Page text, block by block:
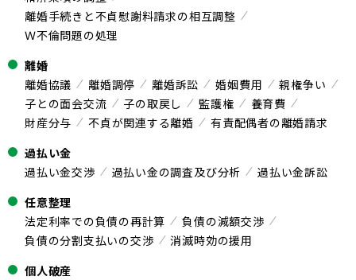
離婚手続きと不貞慰謝料請求の相互調整
Ｗ不倫問題の処理
離婚
離婚協議
離婚調停 離婚訴訟 婚姻費用
親権争い
子との面会交流
子の取戻し 監護権
養育費
財産分与
不貞が関連する離婚
有責配偶者の離婚請求
過払い金
過払い金交渉
過払い金の調査及び分析
過払い金訴訟
任意整理
法定利率での負債の再計算
負債の減額交渉
負債の分割支払いの交渉
消滅時効の援用
個人破産